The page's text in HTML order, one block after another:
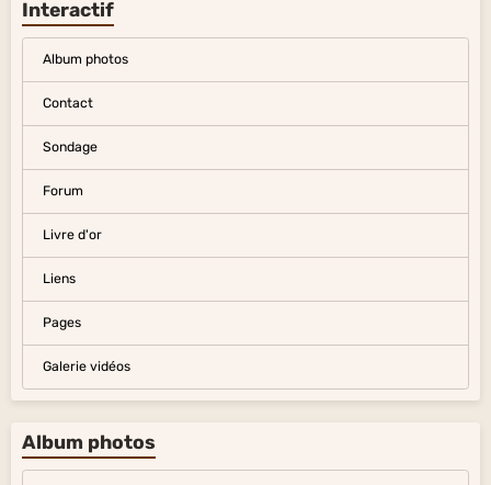
Interactif
Album photos
Contact
Sondage
Forum
Livre d'or
Liens
Pages
Galerie vidéos
Album photos